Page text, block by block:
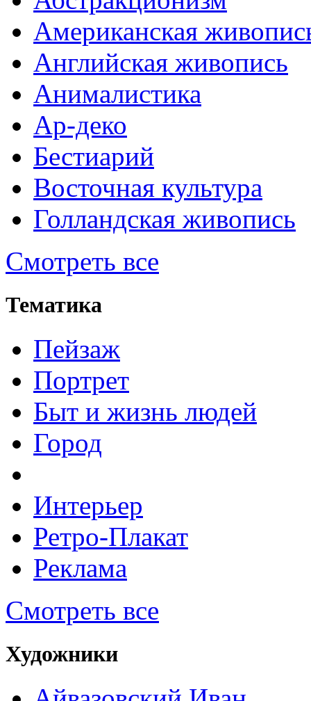
Американская
Английская живопись
Анималистика
Ар-деко
Бестиарий
Восточная культура
Голландская живопись
Смотреть все
Тематика
Пейзаж
Портрет
Быт и жизнь людей
Город
Интерьер
Ретро-Плакат
Реклама
Смотреть все
Художники